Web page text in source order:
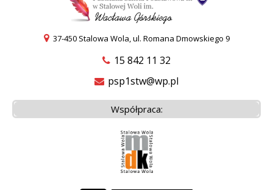
37-450 Stalowa Wola, ul. Romana Dmowskiego 9
15 842 11 32
psp1stw@wp.pl
Współpraca: